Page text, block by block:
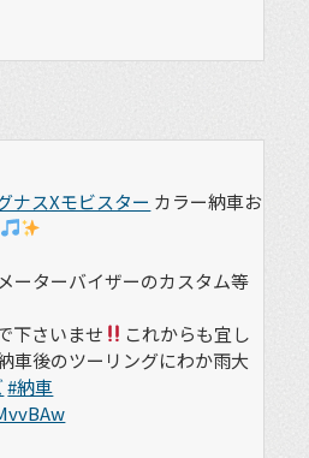
ナスXモビスター カラー納車お
ーターバイザーのカスタム等
下さいませ
これからも宜し
車後のツーリングにわか雨大
#納車